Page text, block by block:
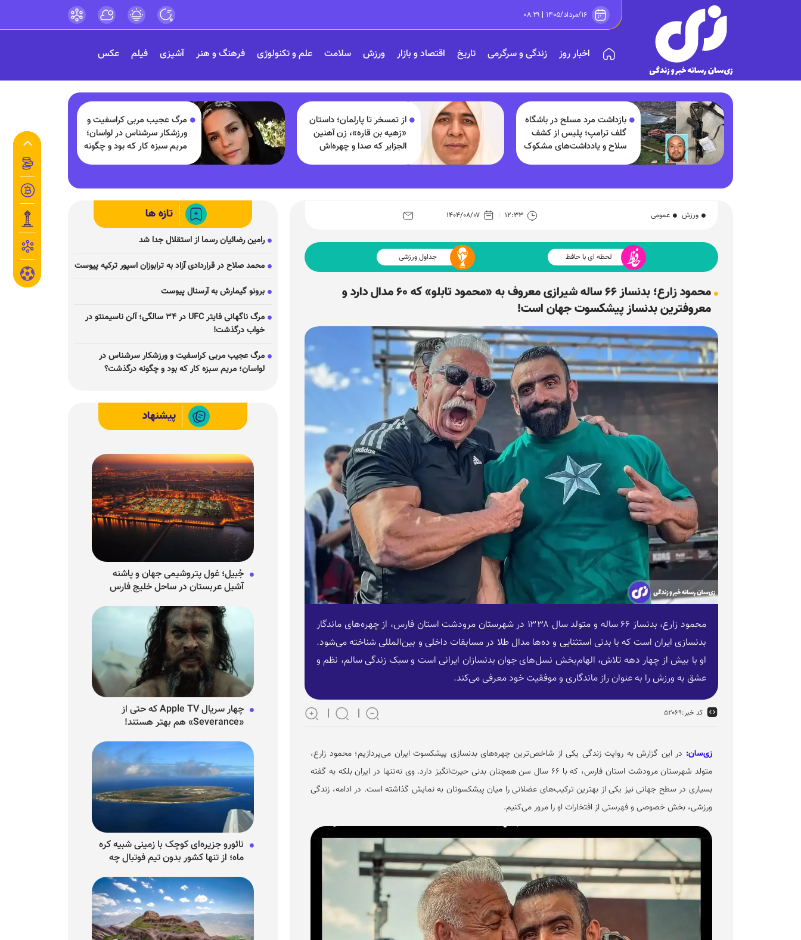
۱۶/مرداد/۱۴۰۵ | ۰۸:۲۹
اخبار روز زندگی و سرگرمی تاریخ اقتصاد و بازار ورزش سلامت علم و تکنولوژی فرهنگ و هنر آشپزی فیلم عکس
بازداشت مرد مسلح در باشگاه
گلف ترامپ؛ پلیس از کشف
سلاح و یادداشت‌های مشکوک
از تمسخر تا پارلمان؛ داستان
«زهیه بن قاره»، زن آهنین
الجزایر که صدا و چهره‌اش
مرگ عجیب مربی کراسفیت و
ورزشکار سرشناس در لواسان؛
مریم سبزه کار که بود و چگونه
ورزش عمومی ۱۲:۳۳ ۱۴۰۴/۰۸/۰۷
لحظه ای با حافظ جداول ورزشی
محمود زارع؛ بدنساز ۶۶ ساله شیرازی معروف به «محمود تابلو» که ۶۰ مدال دارد و
معروفترین بدنساز پیشکسوت جهان است!
محمود زارع، بدنساز ۶۶ ساله و متولد سال ۱۳۳۸ در شهرستان مرودشت استان فارس، از چهره‌های ماندگار
بدنسازی ایران است که با بدنی استثنایی و ده‌ها مدال طلا در مسابقات داخلی و بین‌المللی شناخته می‌شود.
او با بیش از چهار دهه تلاش، الهام‌بخش نسل‌های جوان بدنسازان ایرانی است و سبک زندگی سالم، نظم و
عشق به ورزش را به عنوان راز ماندگاری و موفقیت خود معرفی می‌کند.
کد خبر:۵۲۰۶۹
زی‌سان: در این گزارش به روایت زندگی یکی از شاخص‌ترین چهره‌های بدنسازی پیشکسوت ایران می‌پردازیم؛ محمود زارع،
متولد شهرستان مرودشت استان فارس، که با ۶۶ سال سن همچنان بدنی حیرت‌انگیز دارد. وی نه‌تنها در ایران بلکه به گفته
بسیاری در سطح جهانی نیز یکی از بهترین ترکیب‌های عضلانی را میان پیشکسوتان به نمایش گذاشته است. در ادامه، زندگی
ورزشی، بخش خصوصی و فهرستی از افتخارات او را مرور می‌کنیم.
تازه ها
رامین رضائیان رسما از استقلال جدا شد
محمد صلاح در قراردادی آزاد به ترابوزان اسپور ترکیه پیوست
برونو گیمارش به آرسنال پیوست
مرگ ناگهانی فایتر UFC در ۳۴ سالگی؛ آلن ناسیمنتو در
خواب درگذشت!
مرگ عجیب مربی کراسفیت و ورزشکار سرشناس در
لواسان؛ مریم سبزه کار که بود و چگونه درگذشت؟
پیشنهاد
جُبیل؛ غول پتروشیمی جهان و پاشنه
آشیل عربستان در ساحل خلیج فارس
چهار سریال Apple TV که حتی از
«Severance» هم بهتر هستند!
نائورو جزیره‌ای کوچک با زمینی شبیه کره
ماه؛ از تنها کشور بدون تیم فوتبال چه